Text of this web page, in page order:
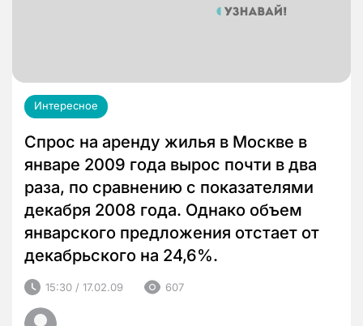
Интересное
Спрос на аренду жилья в Москве в
январе 2009 года вырос почти в два
раза, по сравнению с показателями
декабря 2008 года. Однако объем
январского предложения отстает от
декабрьского на 24,6%.
15:30 / 17.02.09 607